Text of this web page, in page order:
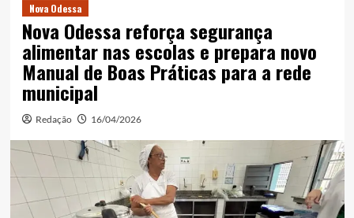
Nova Odessa
Nova Odessa reforça segurança
alimentar nas escolas e prepara novo
Manual de Boas Práticas para a rede
municipal
Redação 16/04/2026